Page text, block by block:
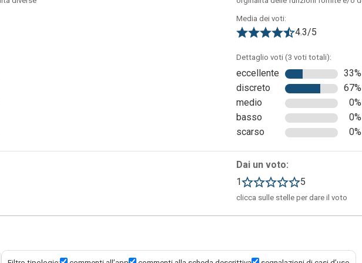
in cui è possibile creare i set. Sarà necessario attribuirgli un nome e un'eventuale
inserire i vari termini con le relative definizioni e sarà possibile crearlo e salvarlo nella
se condividerlo con la propria classe o con altri utenti tramite URL.
Media dei voti:
4.3/5
Dettaglio voti (3 voti totali):
eccellente
33%
discreto
67%
medio
0%
basso
0%
scarso
0%
Dai un voto:
1
5
clicca sulle stelle per dare il voto